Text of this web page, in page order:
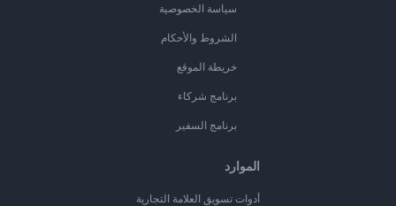
سياسة الخصوصية
الشروط والأحكام
خريطة الموقع
برنامج شركاء
برنامج السفير
الموارد
أدوات تسويق العلامة التجارية